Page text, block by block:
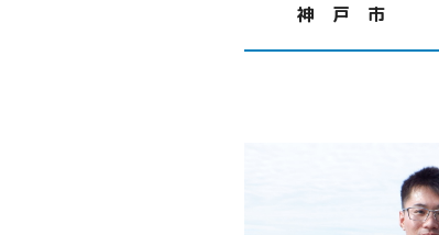
神 戸 市